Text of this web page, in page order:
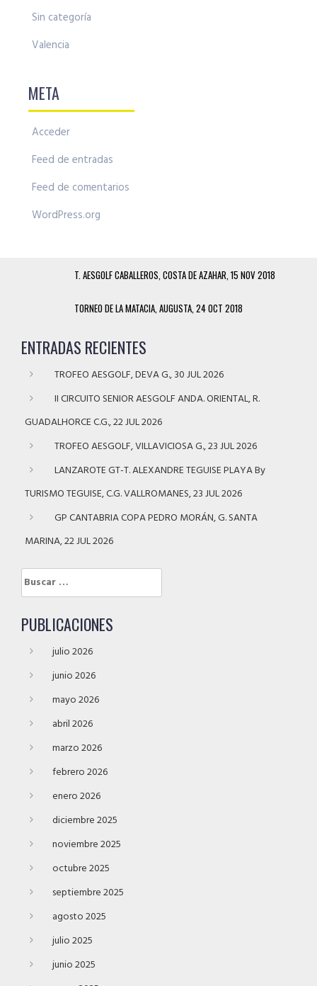
Sin categoría
Valencia
META
Acceder
Feed de entradas
Feed de comentarios
WordPress.org
T. AESGOLF CABALLEROS, COSTA DE AZAHAR, 15 NOV 2018
TORNEO DE LA MATACIA, AUGUSTA, 24 OCT 2018
ENTRADAS RECIENTES
TROFEO AESGOLF, DEVA G., 30 JUL 2026
II CIRCUITO SENIOR AESGOLF ANDA. ORIENTAL, R.
GUADALHORCE C.G., 22 JUL 2026
TROFEO AESGOLF, VILLAVICIOSA G., 23 JUL 2026
LANZAROTE GT-T. ALEXANDRE TEGUISE PLAYA By
TURISMO TEGUISE, C.G. VALLROMANES, 23 JUL 2026
GP CANTABRIA COPA PEDRO MORÁN, G. SANTA
MARINA, 22 JUL 2026
Buscar:
PUBLICACIONES
julio 2026
junio 2026
mayo 2026
abril 2026
marzo 2026
febrero 2026
enero 2026
diciembre 2025
noviembre 2025
octubre 2025
septiembre 2025
agosto 2025
julio 2025
junio 2025